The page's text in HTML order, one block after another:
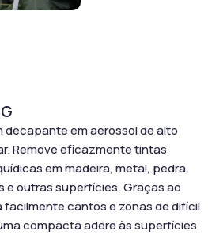
decapante em aerossol de alto
Remove eficazmente tintas
em madeira, metal, pedra,
e outras superfícies. Graças ao
cantos e zonas de difícil
compacta adere às superfícies